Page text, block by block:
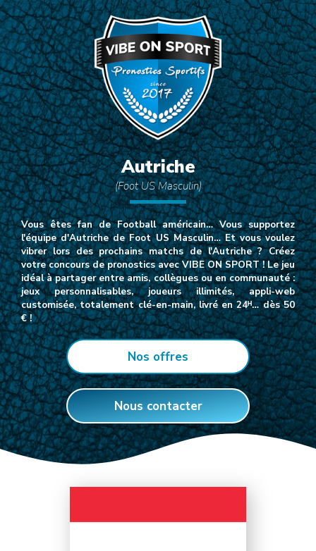
Autriche
(Foot US Masculin)
Vous êtes fan de Football américain… Vous supportez
l'équipe d'Autriche de Foot US Masculin… Et vous voulez
vibrer lors des prochains matchs de l'Autriche ? Créez
votre concours de pronostics avec VIBE ON SPORT ! Le jeu
idéal à partager entre amis, collègues ou en communauté :
jeux personnalisables, joueurs illimités, appli-web
customisée, totalement clé-en-main, livré en 24ᴴ… dès 50
€ !
Nos offres
Nous contacter